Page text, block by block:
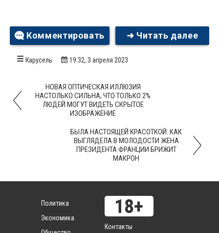
Комментировать ➜ Читать далее
Карусель 19:32, 3 апреля 2023
НОВАЯ ОПТИЧЕСКАЯ ИЛЛЮЗИЯ
НАСТОЛЬКО СИЛЬНА, ЧТО ТОЛЬКО 2%
ЛЮДЕЙ МОГУТ ВИДЕТЬ СКРЫТОЕ
ИЗОБРАЖЕНИЕ
БЫЛА НАСТОЯЩЕЙ КРАСОТКОЙ: КАК
ВЫГЛЯДЕЛА В МОЛОДОСТИ ЖЕНА
ПРЕЗИДЕНТА ФРАНЦИИ БРИЖИТ
МАКРОН
Политика
Экономика
Контакты